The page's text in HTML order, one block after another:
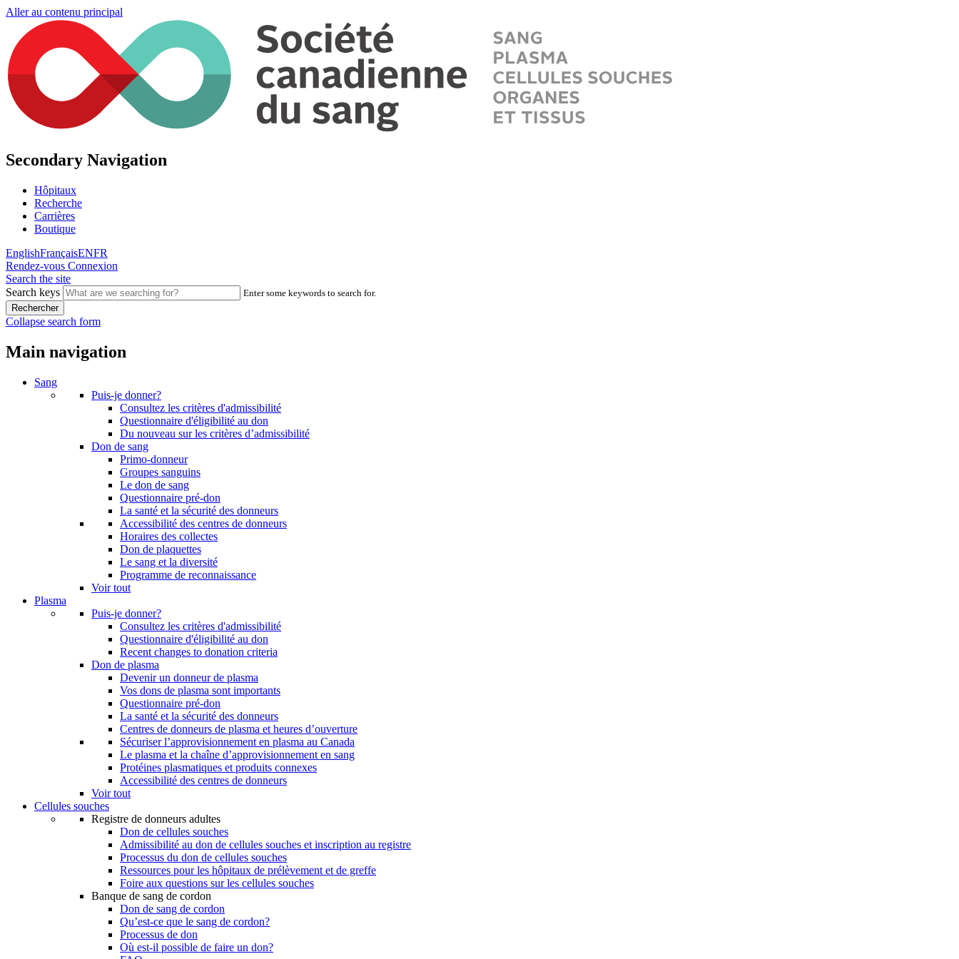
Aller au contenu principal
Secondary Navigation
Hôpitaux
Recherche
Carrières
Boutique
EnglishFrançaisENFR
Rendez-vous Connexion
Search the site
Search keys
Enter some keywords to search for.
Collapse search form
Main navigation
Sang
Puis-je donner?
Consultez les critères d'admissibilité
Questionnaire d'éligibilité au don
Du nouveau sur les critères d’admissibilité
Don de sang
Primo-donneur
Groupes sanguins
Le don de sang
Questionnaire pré-don
La santé et la sécurité des donneurs
Accessibilité des centres de donneurs
Horaires des collectes
Don de plaquettes
Le sang et la diversité
Programme de reconnaissance
Voir tout
Plasma
Puis-je donner?
Consultez les critères d'admissibilité
Questionnaire d'éligibilité au don
Recent changes to donation criteria
Don de plasma
Devenir un donneur de plasma
Vos dons de plasma sont importants
Questionnaire pré-don
La santé et la sécurité des donneurs
Centres de donneurs de plasma et heures d’ouverture
Sécuriser l’approvisionnement en plasma au Canada
Le plasma et la chaîne d’approvisionnement en sang
Protéines plasmatiques et produits connexes
Accessibilité des centres de donneurs
Voir tout
Cellules souches
Registre de donneurs adultes
Don de cellules souches
Admissibilité au don de cellules souches et inscription au registre
Processus du don de cellules souches
Ressources pour les hôpitaux de prélèvement et de greffe
Foire aux questions sur les cellules souches
Banque de sang de cordon
Don de sang de cordon
Qu’est-ce que le sang de cordon?
Processus de don
Où est-il possible de faire un don?